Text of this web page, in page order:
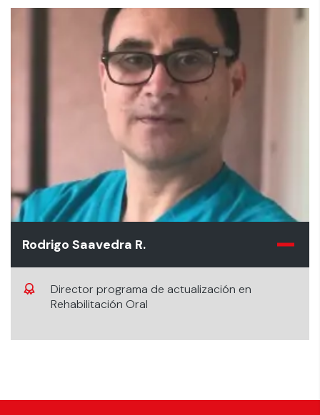
Rodrigo Saavedra R.
Director programa de actualización en
Rehabilitación Oral